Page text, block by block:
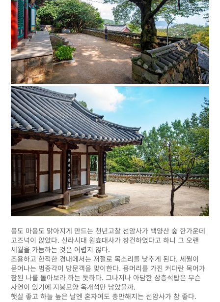
몸도 마음도 맑아지게 만드는 천년고찰 선암사가 백양산 숲 한가운데
고즈넉이 앉았다. 신라시대 원효대사가 창건하였다고 하니 그 오랜
세월을 가늠하는 것은 어렵지 않다.
조용하고 한적한 경내에서는 저절로 목소리를 낮추게 된다. 세월이
묻어나는 범종각이 방문객을 맞이한다. 용머리를 가진 커다란 목어가
참된 나를 돌아보라 하는 듯하다. 그나저나 아담한 삼층석탑은 무슨
사연이 있기에 지붕모양 옥개석만 남았을까.
햇살 좋고 하늘 높은 날엔 혼자여도 충만해지는 선암사가 참 좋다.